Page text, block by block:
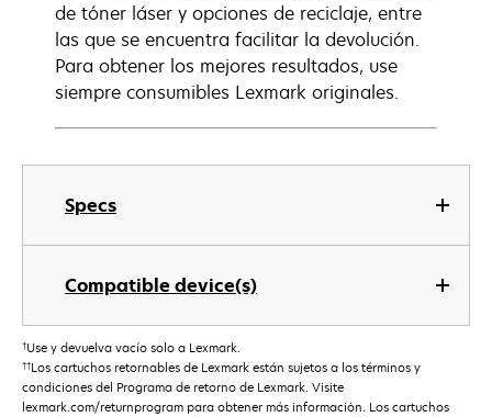
Specs
Compatible device(s)
de tóner láser y opciones de reciclaje, entre
las que se encuentra facilitar la devolución.
Para obtener los mejores resultados, use
siempre consumibles Lexmark originales.
†Use y devuelva vacío solo a Lexmark.
††Los cartuchos retornables de Lexmark están sujetos a los términos y
condiciones del Programa de retorno de Lexmark. Visite
lexmark.com/returnprogram para obtener más información. Los cartuchos